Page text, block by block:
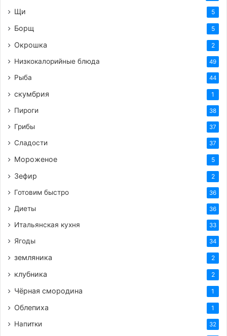
Щи 5
Борщ 5
Окрошка 2
Низкокалорийные блюда 49
Рыба 44
скумбрия 1
Пироги 38
Грибы 37
Сладости 37
Мороженое 5
Зефир 2
Готовим быстро 36
Диеты 36
Итальянская кухня 33
Ягоды 34
земляника 2
клубника 2
Чёрная смородина 1
Облепиха 1
Напитки 32